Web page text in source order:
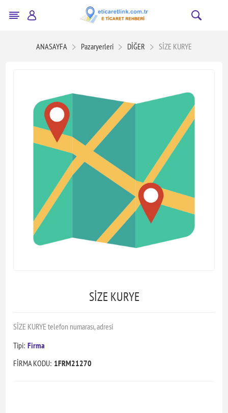
ANASAYFA Pazaryerleri DİĞER SİZE KURYE
SİZE KURYE
SİZE KURYE telefon numarası, adresi
Tipi: Firma
FİRMA KODU: 1FRM21270